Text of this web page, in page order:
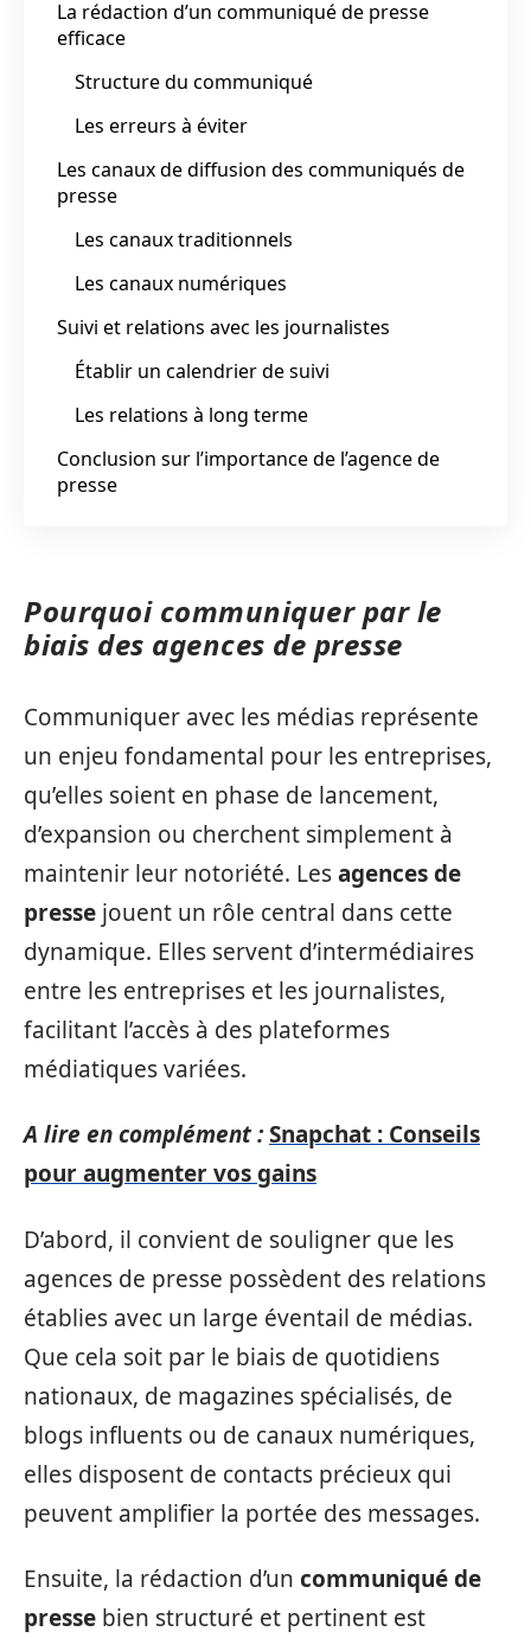
La rédaction d’un communiqué de presse
efficace
Structure du communiqué
Les erreurs à éviter
Les canaux de diffusion des communiqués de
presse
Les canaux traditionnels
Les canaux numériques
Suivi et relations avec les journalistes
Établir un calendrier de suivi
Les relations à long terme
Conclusion sur l’importance de l’agence de
presse
Pourquoi communiquer par le
biais des agences de presse
Communiquer avec les médias représente
un enjeu fondamental pour les entreprises,
qu’elles soient en phase de lancement,
d’expansion ou cherchent simplement à
maintenir leur notoriété. Lesagences de
presse jouent un rôle central dans cette
dynamique. Elles servent d’intermédiaires
entre les entreprises et les journalistes,
facilitant l’accès à des plateformes
médiatiques variées.
A lire en complément :Snapchat : Conseils
pour augmenter vos gains
D’abord, il convient de souligner que les
agences de presse possèdent des relations
établies avec un large éventail de médias.
Que cela soit par le biais de quotidiens
nationaux, de magazines spécialisés, de
blogs influents ou de canaux numériques,
elles disposent de contacts précieux qui
peuvent amplifier la portée des messages.
Ensuite, la rédaction d’un communiqué de
presse bien structuré et pertinent est